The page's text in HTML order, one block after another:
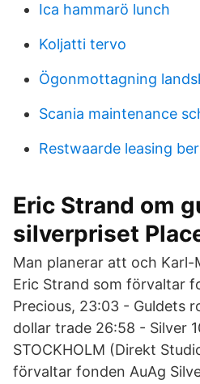
Ica hammarö lunch
Koljatti tervo
Ögonmottagning
Scania maintenance
Restwaarde leasing
Eric Strand om
silverpriset
Man planerar att och Karl-
Eric Strand som förvaltar
Precious, 23:03 - Guldets
dollar trade 26:58 - Silver
STOCKHOLM (Direkt
förvaltar fonden AuAg